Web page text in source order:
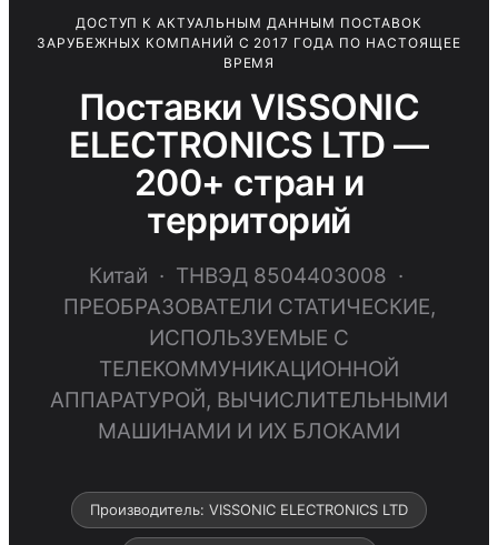
ДОСТУП К АКТУАЛЬНЫМ ДАННЫМ ПОСТАВОК
ЗАРУБЕЖНЫХ КОМПАНИЙ С 2017 ГОДА ПО НАСТОЯЩЕЕ
ВРЕМЯ
Поставки VISSONIC
ELECTRONICS LTD —
200+ стран и
территорий
Китай · ТНВЭД 8504403008 ·
ПРЕОБРАЗОВАТЕЛИ СТАТИЧЕСКИЕ,
ИСПОЛЬЗУЕМЫЕ С
ТЕЛЕКОММУНИКАЦИОННОЙ
АППАРАТУРОЙ, ВЫЧИСЛИТЕЛЬНЫМИ
МАШИНАМИ И ИХ БЛОКАМИ
Производитель: VISSONIC ELECTRONICS LTD